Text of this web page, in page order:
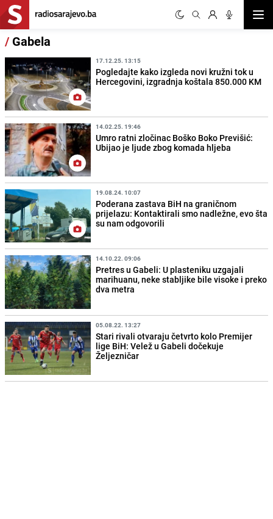
/ Gabela
17.12.25. 13:15
Pogledajte kako izgleda novi kružni tok u
Hercegovini, izgradnja koštala 850.000 KM
14.02.25. 19:46
Umro ratni zločinac Boško Boko Previšić:
Ubijao je ljude zbog komada hljeba
19.08.24. 10:07
Poderana zastava BiH na graničnom
prijelazu: Kontaktirali smo nadležne, evo šta
su nam odgovorili
14.10.22. 09:06
Pretres u Gabeli: U plasteniku uzgajali
marihuanu, neke stabljike bile visoke i preko
dva metra
05.08.22. 13:27
Stari rivali otvaraju četvrto kolo Premijer
lige BiH: Velež u Gabeli dočekuje
Željezničar